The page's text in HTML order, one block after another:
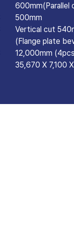
600mm(Parallel
500mm
Vertical cut
(Flange plate
12,000mm
35,670 X 7,100